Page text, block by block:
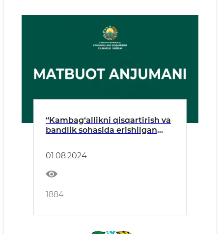
“Kambag‘allikni qisqartirish va
bandlik sohasida erishilgan
anjumani
01.08.2024
1884